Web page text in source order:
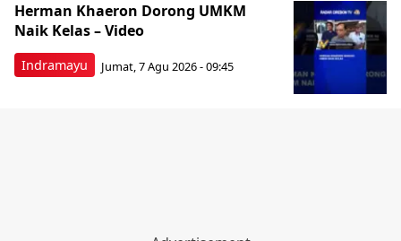
Indramayu
Herman Khaeron Dorong UMKM
Naik Kelas – Video
Jumat, 7 Agu 2026 - 09:45